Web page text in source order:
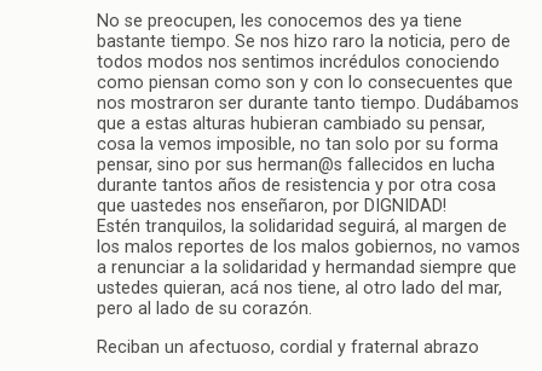
No se preocupen, les conocemos des ya tiene
bastante tiempo. Se nos hizo raro la noticia, pero de
todos modos nos sentimos incrédulos conociendo
como piensan como son y con lo consecuentes que
nos mostraron ser durante tanto tiempo. Dudábamos
que a estas alturas hubieran cambiado su pensar,
cosa la vemos imposible, no tan solo por su forma
pensar, sino por sus herman@s fallecidos en lucha
durante tantos años de resistencia y por otra cosa
que uastedes nos enseñaron, por DIGNIDAD!
Estén tranquilos, la solidaridad seguirá, al margen de
los malos reportes de los malos gobiernos, no vamos
a renunciar a la solidaridad y hermandad siempre que
ustedes quieran, acá nos tiene, al otro lado del mar,
pero al lado de su corazón.
Reciban un afectuoso, cordial y fraternal abrazo